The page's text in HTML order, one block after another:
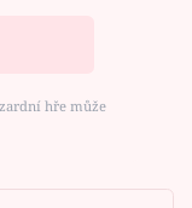
hře může